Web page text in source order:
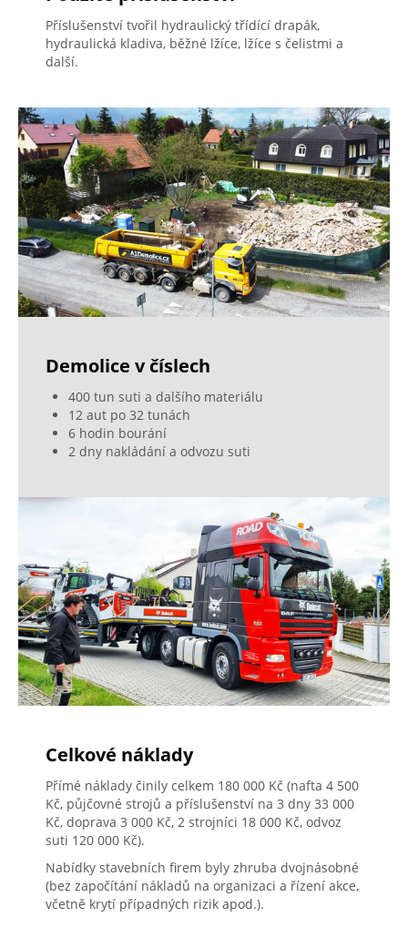
Příslušenství tvořil hydraulický třídící drapák,
hydraulická kladiva, běžné lžíce, lžíce s čelistmi a
další.
Demolice v číslech
400 tun suti a dalšího materiálu
12 aut po 32 tunách
6 hodin bourání
2 dny nakládání a odvozu suti
Celkové náklady
Přímé náklady činily celkem 180 000 Kč (nafta 4 500
Kč, půjčovné strojů a příslušenství na 3 dny 33 000
Kč, doprava 3 000 Kč, 2 strojníci 18 000 Kč, odvoz
suti 120 000 Kč).
Nabídky stavebních firem byly zhruba dvojnásobné
(bez započítání nákladů na organizaci a řízení akce,
včetně krytí případných rizik apod.).